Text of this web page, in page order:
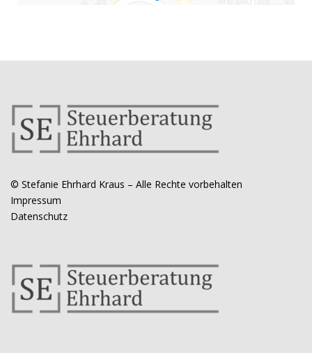
© Stefanie Ehrhard Kraus – Alle Rechte vorbehalten
Impressum
Datenschutz